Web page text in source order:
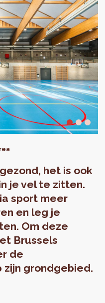
het is ook
je vel te zitten.
sport meer
en leg je
Om deze
Brussels
de
grondgebied.